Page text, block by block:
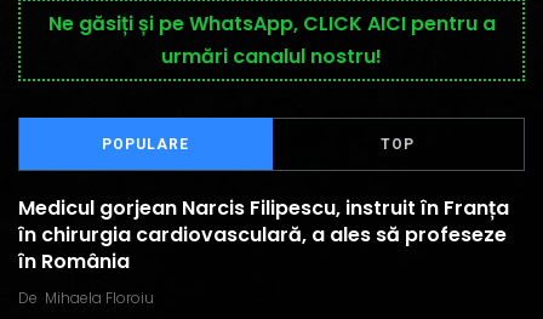
Ne găsiți și pe WhatsApp, CLICK AICI pentru a
urmări canalul nostru!
POPULARE TOP
Medicul gorjean Narcis Filipescu, instruit în Franța
în chirurgia cardiovasculară, a ales să profeseze
în România
De Mihaela Floroiu